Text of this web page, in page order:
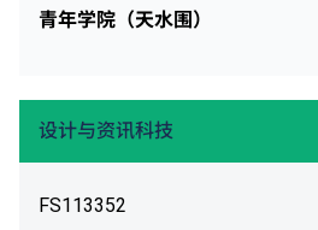
青年学院（天水围）
设计与资讯科技
FS113352